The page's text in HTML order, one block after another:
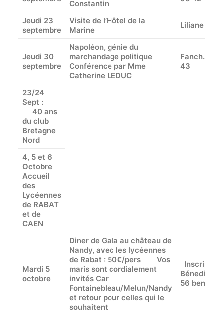
Constantin
Jeudi 23
septembre
Visite de l’Hôtel de la
Marine
Liliane
Jeudi 30
septembre
Napoléon, génie du
marchandage politique
Conférence par Mme
Catherine LEDUC
Fanch.
43
23/24
Sept :
40 ans
du club
Bretagne
Nord
4, 5 et 6
Octobre
Accueil
des
Lycéennes
de RABAT
et de
CAEN
Mardi 5
octobre
Diner de Gala au château de
Nandy, avec les lycéennes
de Rabat : 50€/persVos
maris sont cordialement
invités Car
Fontainebleau/Melun/Nandy
et retour pour celles qui le
souhaitent
Bénedicte
56